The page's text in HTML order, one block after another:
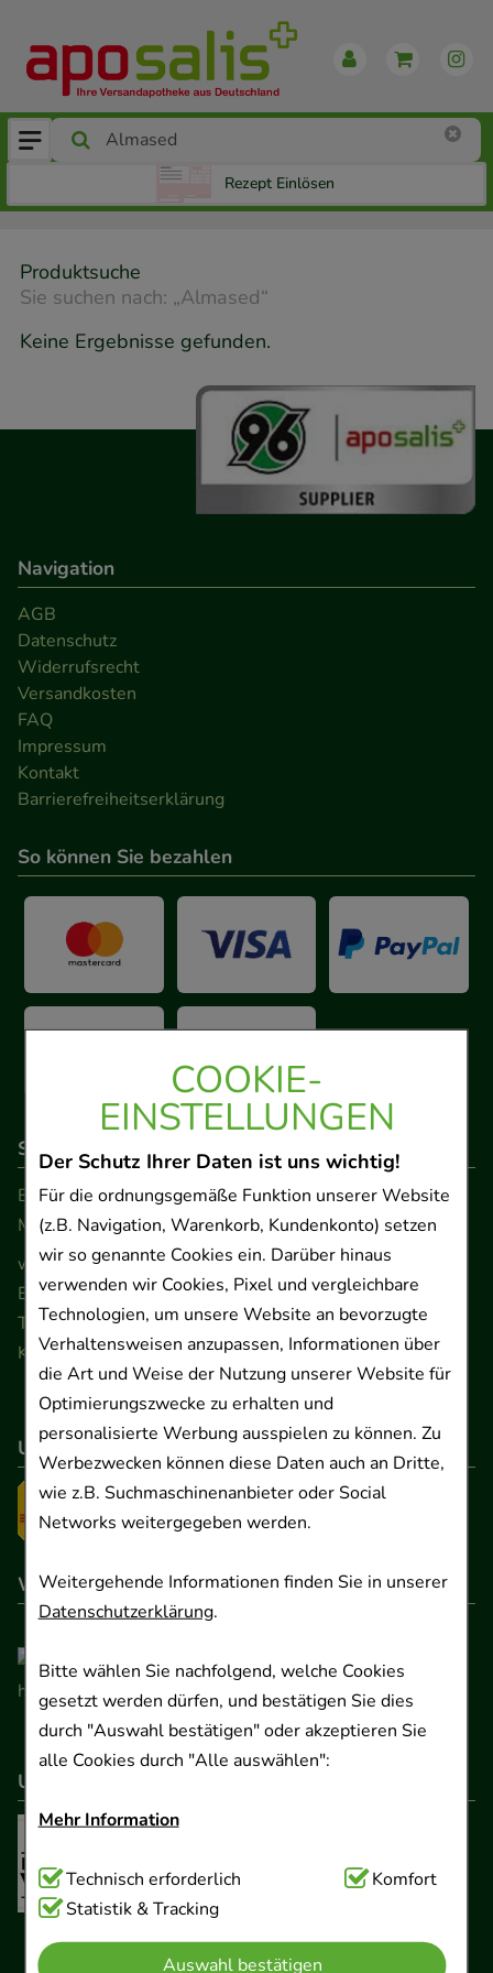
COOKIE-
EINSTELLUNGEN
Der Schutz Ihrer Daten ist uns wichtig!
Für die ordnungsgemäße Funktion unserer Website
(z.B. Navigation, Warenkorb, Kundenkonto) setzen
wir so genannte Cookies ein. Darüber hinaus
verwenden wir Cookies, Pixel und vergleichbare
Technologien, um unsere Website an bevorzugte
Verhaltensweisen anzupassen, Informationen über
die Art und Weise der Nutzung unserer Website für
Optimierungszwecke zu erhalten und
personalisierte Werbung ausspielen zu können. Zu
Werbezwecken können diese Daten auch an Dritte,
wie z.B. Suchmaschinenanbieter oder Social
Networks weitergegeben werden.
Weitergehende Informationen finden Sie in unserer
Datenschutzerklärung.
Bitte wählen Sie nachfolgend, welche Cookies
gesetzt werden dürfen, und bestätigen Sie dies
durch "Auswahl bestätigen" oder akzeptieren Sie
alle Cookies durch "Alle auswählen":
Mehr Information
Technisch Notwendig:Hierbei handelt es sich um
Cookies, die für die Grundfunktionen unserer
Website notwendig sind (z.B. Navigation,
Technisch erforderlich
Komfort
Statistik & Tracking
Auswahl bestätigen
Rezept Einlösen
Produktsuche
Sie suchen nach: „Almased“
Keine Ergebnisse gefunden.
Navigation
AGB
Datenschutz
Widerrufsrecht
Versandkosten
FAQ
Impressum
Kontakt
Barrierefreiheitserklärung
So können Sie bezahlen
So erreichen Sie uns
Beratung und Kundenservice:
Montag - Freitag von 9.00 bis 17.00 Uhr
www.ApoSalis.de· E-Mail: info@ApoSalis.de
Ernst-August-Platz 2 · 30159 Hannover
Telefon 0511 89 71 80 0 · Fax 0511 89 71 80 11
Kontaktformular
Unser Versanddienstleister
Wir sind hier gelistet
Unser Netzwerk